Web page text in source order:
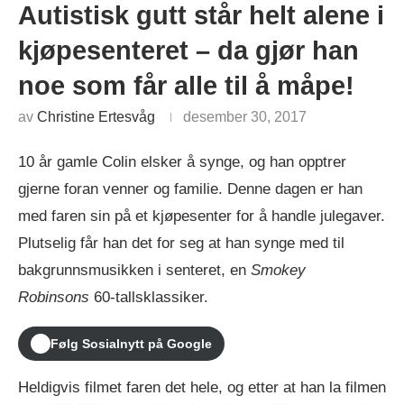
Autistisk gutt står helt alene i
kjøpesenteret – da gjør han
noe som får alle til å måpe!
av Christine Ertesvåg desember 30, 2017
10 år gamle Colin elsker å synge, og han opptrer
gjerne foran venner og familie. Denne dagen er han
med faren sin på et kjøpesenter for å handle julegaver.
Plutselig får han det for seg at han synge med til
bakgrunnsmusikken i senteret, en Smokey
Robinsons 60-tallsklassiker.
Følg Sosialnytt på Google
Heldigvis filmet faren det hele, og etter at han la filmen